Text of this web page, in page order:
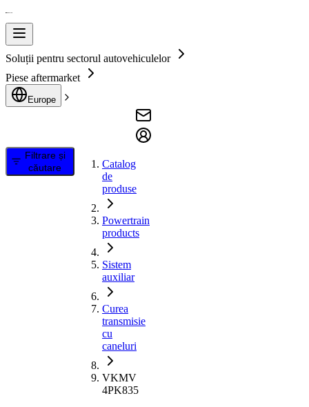
Soluții pentru sectorul autovehiculelor
Piese aftermarket
Europe
Filtrare și
căutare
Catalog
de
produse
Powertrain
products
Sistem
auxiliar
Curea
transmisie
cu
caneluri
VKMV
4PK835